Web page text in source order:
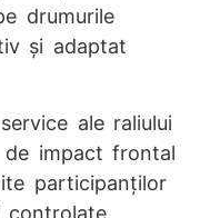
drumurile
și adaptat
ale raliului
impact frontal
participanților
controlate